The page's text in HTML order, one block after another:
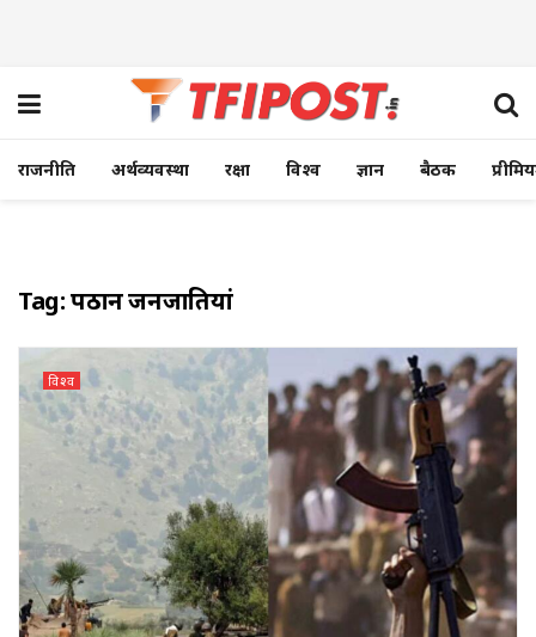
राजनीति अर्थव्यवस्था रक्षा विश्व ज्ञान बैठक
Tag:पठान जनजातियां
विश्व